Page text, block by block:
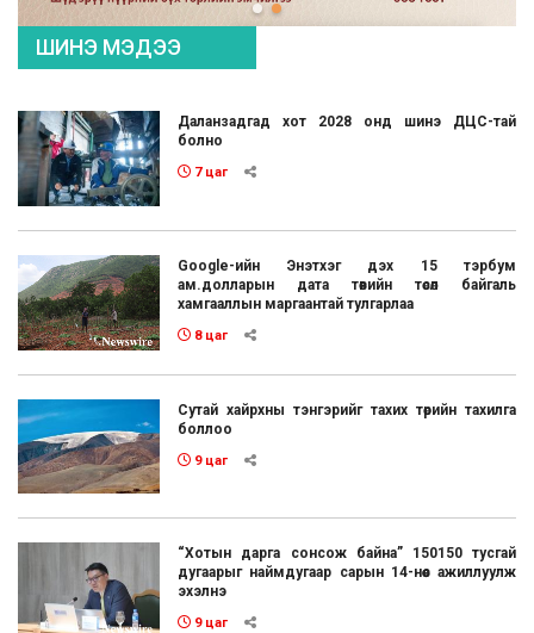
ШИНЭ МЭДЭЭ
Даланзадгад хот 2028 онд шинэ ДЦС-тай
болно
7 цаг
Google-ийн Энэтхэг дэх 15 тэрбум
ам.долларын дата төвийн төсөл байгаль
хамгааллын маргаантай тулгарлаа
8 цаг
Сутай хайрхны тэнгэрийг тахих төрийн тахилга
боллоо
9 цаг
“Хотын дарга сонсож байна” 150150 тусгай
дугаарыг наймдугаар сарын 14-нөөс ажиллуулж
эхэлнэ
9 цаг